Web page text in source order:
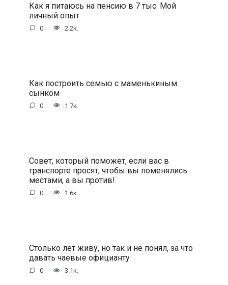
Как я питаюсь на пенсию в 7 тыс. Мой
личный опыт
0 2.2к.
Как построить семью с маменькиным
сынком
0 1.7к.
Совет, который поможет, если вас в
транспорте просят, чтобы вы поменялись
местами, а вы против!
0 1.6к.
Столько лет живу, но так и не понял, за что
давать чаевые официанту
0 3.1к.